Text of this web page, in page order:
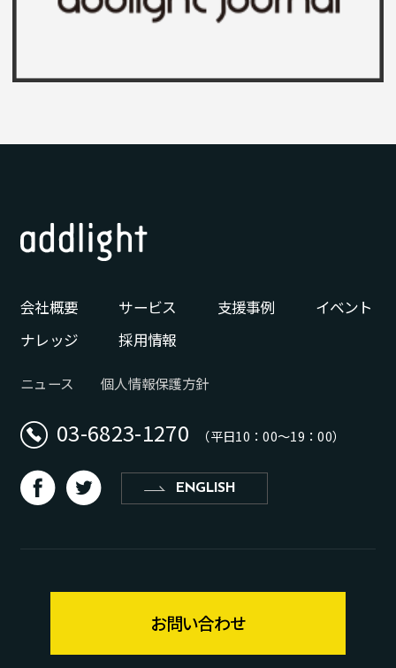
会社概要 サービス 支援事例
イベント
ナレッジ
採用情報
ニュース 個人情報保護方針
03-6823-1270 （平日10：00〜19：00）
d b ENGLISH
お問い合わせ